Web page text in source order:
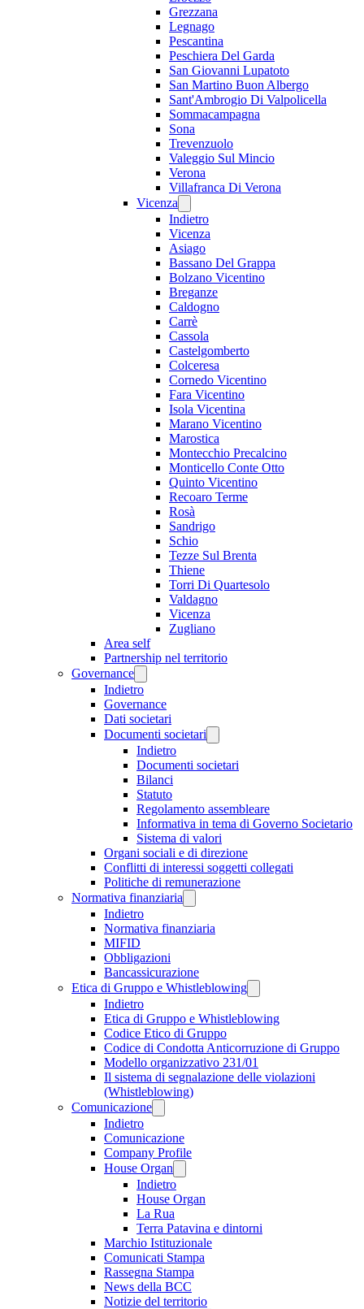
Grezzana
Legnago
Pescantina
Peschiera Del Garda
San Giovanni Lupatoto
San Martino Buon Albergo
Sant'Ambrogio Di Valpolicella
Sommacampagna
Sona
Trevenzuolo
Valeggio Sul Mincio
Verona
Villafranca Di Verona
Vicenza
Indietro
Vicenza
Asiago
Bassano Del Grappa
Bolzano Vicentino
Breganze
Caldogno
Carrè
Cassola
Castelgomberto
Colceresa
Cornedo Vicentino
Fara Vicentino
Isola Vicentina
Marano Vicentino
Marostica
Montecchio Precalcino
Monticello Conte Otto
Quinto Vicentino
Recoaro Terme
Rosà
Sandrigo
Schio
Tezze Sul Brenta
Thiene
Torri Di Quartesolo
Valdagno
Vicenza
Zugliano
Area self
Partnership nel territorio
Governance
Indietro
Governance
Dati societari
Documenti societari
Indietro
Documenti societari
Bilanci
Statuto
Regolamento assembleare
Informativa in tema di Governo Societario
Sistema di valori
Organi sociali e di direzione
Conflitti di interessi soggetti collegati
Politiche di remunerazione
Normativa finanziaria
Indietro
Normativa finanziaria
MIFID
Obbligazioni
Bancassicurazione
Etica di Gruppo e Whistleblowing
Indietro
Etica di Gruppo e Whistleblowing
Codice Etico di Gruppo
Codice di Condotta Anticorruzione di Gruppo
Modello organizzativo 231/01
Il sistema di segnalazione delle violazioni
(Whistleblowing)
Comunicazione
Indietro
Comunicazione
Company Profile
House Organ
Indietro
House Organ
La Rua
Terra Patavina e dintorni
Marchio Istituzionale
Comunicati Stampa
Rassegna Stampa
News della BCC
Notizie del territorio